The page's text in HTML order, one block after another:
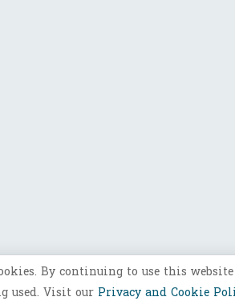
By continuing to use this
used. Visit our Privacy and Cookie